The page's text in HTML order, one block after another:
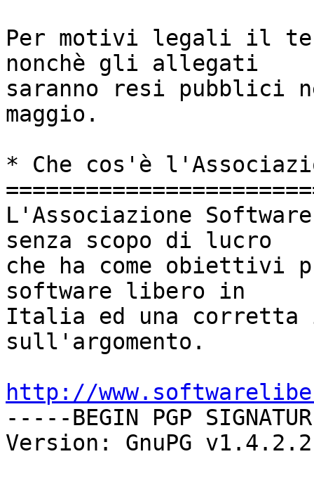
Per motivi legali il
nonchè gli allegati
saranno resi pubblici
maggio.
* Che cos'è
L'Associazione
senza scopo di lucro
che ha come
software libero in
Italia ed una corretta
sull'argomento.
http://
-----BEGIN PGP
Version: GnuPG